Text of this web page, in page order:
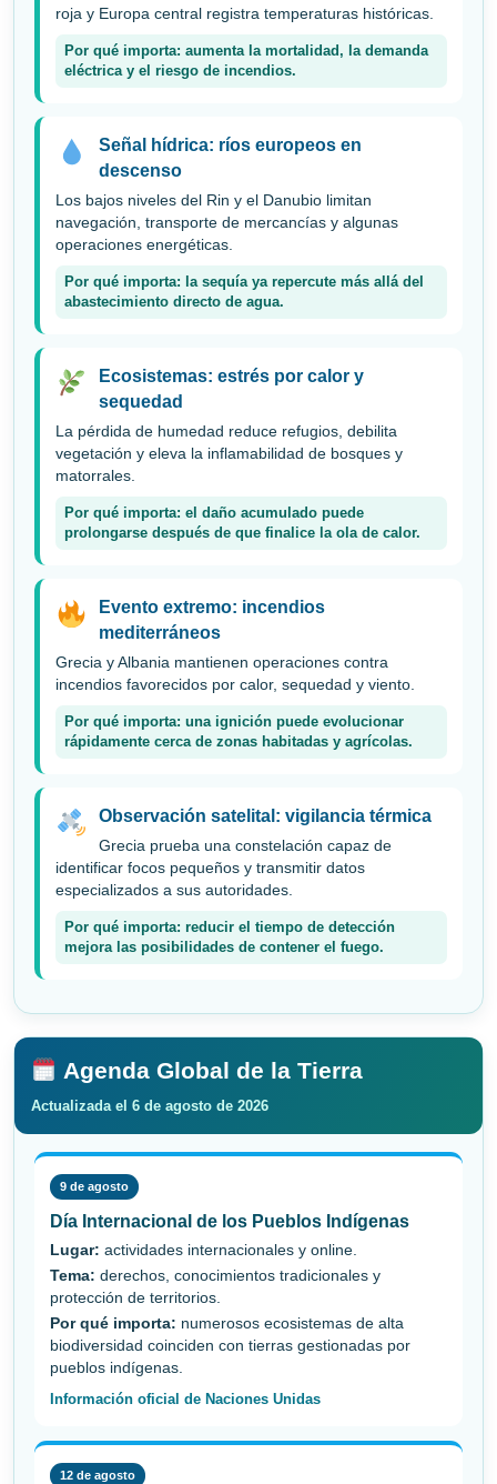
roja y Europa central registra temperaturas históricas.
Por qué importa: aumenta la mortalidad, la demanda
eléctrica y el riesgo de incendios.
Señal hídrica: ríos europeos en
descenso
Los bajos niveles del Rin y el Danubio limitan
navegación, transporte de mercancías y algunas
operaciones energéticas.
Por qué importa: la sequía ya repercute más allá del
abastecimiento directo de agua.
Ecosistemas: estrés por calor y
sequedad
La pérdida de humedad reduce refugios, debilita
vegetación y eleva la inflamabilidad de bosques y
matorrales.
Por qué importa: el daño acumulado puede
prolongarse después de que finalice la ola de calor.
Evento extremo: incendios
mediterráneos
Grecia y Albania mantienen operaciones contra
incendios favorecidos por calor, sequedad y viento.
Por qué importa: una ignición puede evolucionar
rápidamente cerca de zonas habitadas y agrícolas.
Observación satelital: vigilancia térmica
Grecia prueba una constelación capaz de
identificar focos pequeños y transmitir datos
especializados a sus autoridades.
Por qué importa: reducir el tiempo de detección
mejora las posibilidades de contener el fuego.
Agenda Global de la Tierra
Actualizada el 6 de agosto de 2026
9 de agosto
Día Internacional de los Pueblos Indígenas
Lugar: actividades internacionales y online.
Tema: derechos, conocimientos tradicionales y
protección de territorios.
Por qué importa: numerosos ecosistemas de alta
biodiversidad coinciden con tierras gestionadas por
pueblos indígenas.
Información oficial de Naciones Unidas
12 de agosto